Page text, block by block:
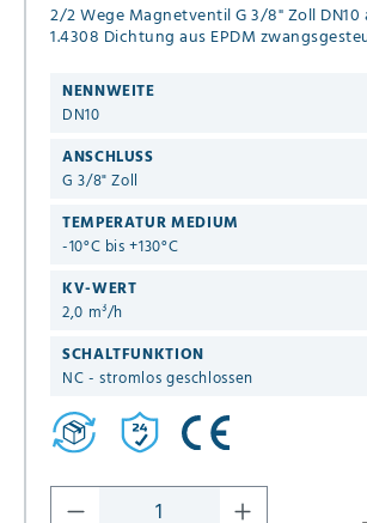
2/2 Wege Magnetventil G 3/8" Zoll DN10 aus Edelstahl
1.4308 Dichtung aus EPDM
NENNWEITE
DN10
ANSCHLUSS
G 3/8" Zoll
TEMPERATUR MEDIUM
-10°C bis +130°C
KV-WERT
2,0 m³/h
SCHALTFUNKTION
NC - stromlos geschlossen